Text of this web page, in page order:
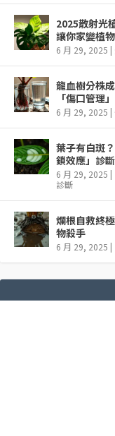
2025散射光
讓你家變植
6 月 29, 2025 |
龍血樹分株
「傷口管理
6 月 29, 2025 |
葉子有白斑
鎖效應」診
6 月 29, 2025 |
診斷
爛根自救終
物殺手
6 月 29, 2025 |